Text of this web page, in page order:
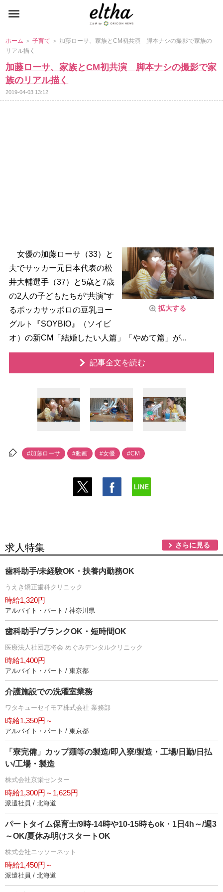
ホーム ＞子育て ＞ 加藤ローサ、家族とCM初共演 脚本ナシの撮影で家族の
リアル描く
加藤ローサ、家族とCM初共演 脚本ナシの撮影で家
族のリアル描く
2019-04-03 13:12
拡大する
女優の加藤ローサ（33）と
夫でサッカー元日本代表の松
井大輔選手（37）と5歳と7歳
の2人の子どもたちが“共演”す
るポッカサッポロの豆乳ヨー
グルト『SOYBIO』（ソイビ
オ）の新CM「結婚したい人篇」「やめて篇」が...
記事全文を読む
#加藤ローサ #動画 #女優 #CM
求人特集 さらに見る
歯科助手/未経験OK・扶養内勤務OK
うえき矯正歯科クリニック
時給1,320円
アルバイト・パート / 神奈川県
歯科助手/ブランクOK・短時間OK
医療法人社団恵将会 めぐみデンタルクリニック
時給1,400円
アルバイト・パート / 東京都
介護施設での洗濯室業務
ワタキューセイモア株式会社 業務部
時給1,350円～
アルバイト・パート / 東京都
「寮完備」カップ麺等の製造/即入寮/製造・工場/日勤/日払
い/工場・製造
株式会社京栄センター
時給1,300円～1,625円
派遣社員 / 北海道
パートタイム保育士/9時-14時や10-15時もok・1日4h～/週3
～OK/夏休み明けスタートOK
株式会社ニッソーネット
時給1,450円～
派遣社員 / 北海道